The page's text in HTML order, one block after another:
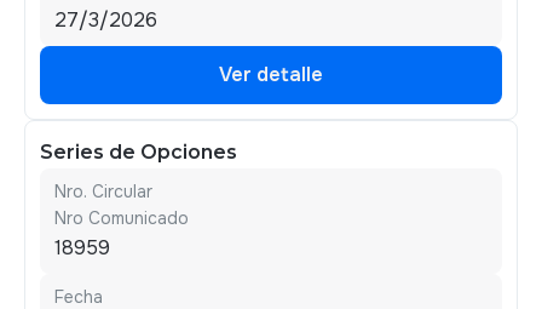
27/3/2026
Ver detalle
Series de Opciones
Nro. Circular
Nro Comunicado
18959
Fecha